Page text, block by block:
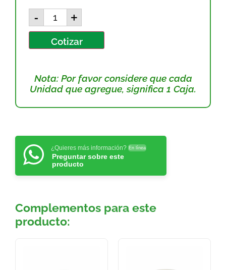
- +
Cotizar
Nota: Por favor considere que cada
Unidad que agregue, significa 1 Caja.
¿Quieres más información? En línea
Preguntar sobre este
producto
Complementos para este
producto: